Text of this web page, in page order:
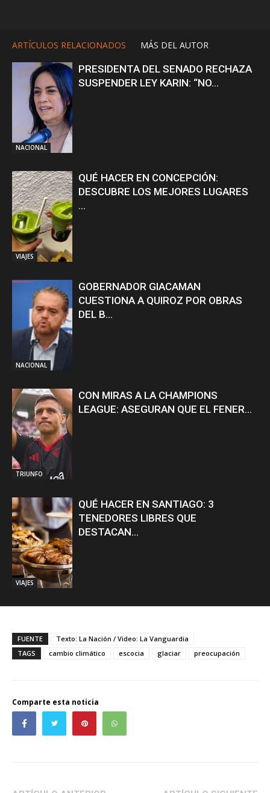
ARTÍCULOS RELACIONADOS MÁS DEL AUTOR
NACIONAL
PRESIDENTA DEL SENADO RECHAZA
SUSPENDER LEY KARIN: “NO...
VIAJES
QUÉ HACER EN CONCEPCIÓN:
DESCUBRE LOS MEJORES LUGARES
...
NACIONAL
GOBERNADOR GIACAMAN
CUESTIONA A QUIROZ POR OBRAS
DEL B...
TRIUNFO
CON MIRAS A LA CHAMPIONS
LEAGUE: ASEGURAN QUE EL FENER...
VIAJES
QUÉ HACER EN SANTIAGO: 3
TENEDORES LIBRES QUE
DESTACAN...
FUENTE
Texto: La Nación / Video: La Vanguardia
TAGS
cambio climático escocia glaciar preocupación
Comparte esta noticia